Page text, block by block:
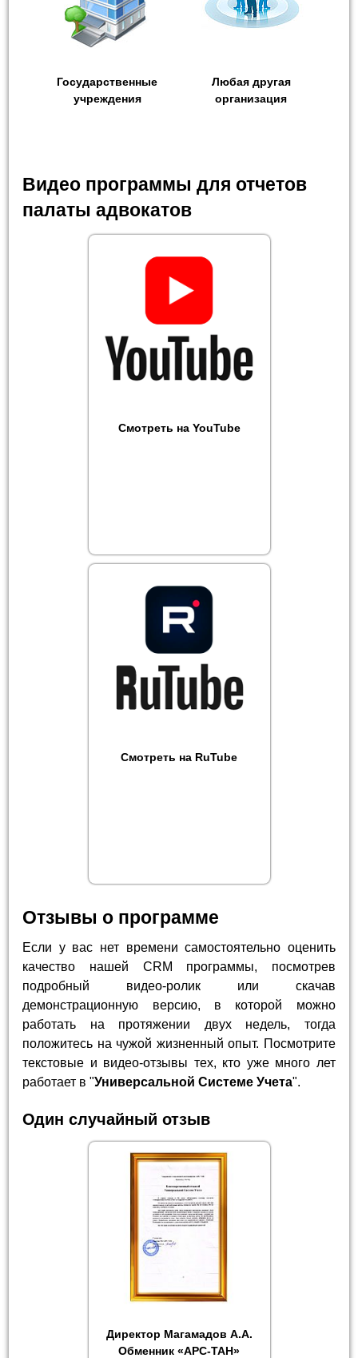
Государственные
учреждения
Любая другая
организация
Видео программы для отчетов
палаты адвокатов
Смотреть на YouTube
Смотреть на RuTube
Отзывы о программе
Если у вас нет времени самостоятельно оценить
качество нашей CRM программы, посмотрев
подробный видео-ролик или скачав
демонстрационную версию, в которой можно
работать на протяжении двух недель, тогда
положитесь на чужой жизненный опыт. Посмотрите
текстовые и видео-отзывы тех, кто уже много лет
работает в "Универсальной Системе Учета".
Один случайный отзыв
Директор Магамадов А.А.
Обменник «АРС-ТАН»